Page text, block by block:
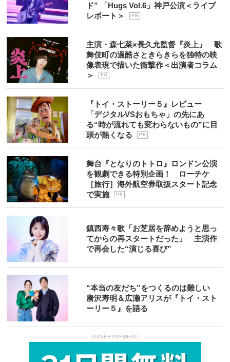
ド” 「Hugs Vol.6」神戸公演＜ライブ
レポート＞
P R
主演・森七菜×長久允監督『炎上』 歌
舞伎町の過酷さときらきらを独特の映
像表現で描いた衝撃作＜出演者コラム
＞
P R
『トイ・ストーリー５』レビュー
「デジタルVSおもちゃ」の先にあ
る“時が流れても変わらないもの”に目
頭が熱くなる
P R
舞台『となりのトトロ』ロンドン公演
を観劇できる特別企画！ ローチケ
［旅行］海外航空券取扱スタート記念
で実施
P R
鎮西寿々歌「お芝居を辞めようと思っ
てからの再スタートだった」 主演作
で再会した“演じる喜び”
“本当の友だち”をつくるのは難しい
唐沢寿明＆広瀬アリスが『トイ・スト
ーリー５』を語る
[ADVERTISEMENT]